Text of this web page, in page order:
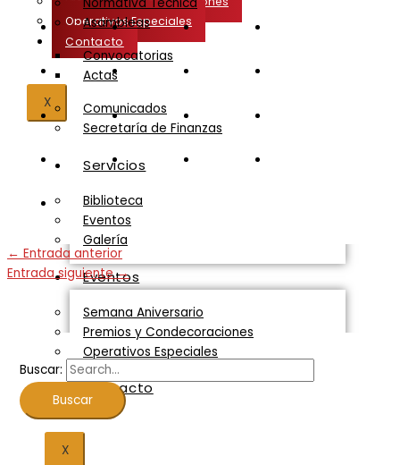
Operativos Especiales
Contacto
X
Asambleas
Convocatorias
Actas
Comunicados
Secretaría de Finanzas
Servicios
Biblioteca
Eventos
Galería
Eventos
Semana Aniversario
Premios y Condecoraciones
Operativos Especiales
Contacto
X
← Entrada anterior
Entrada siguiente→
Buscar: